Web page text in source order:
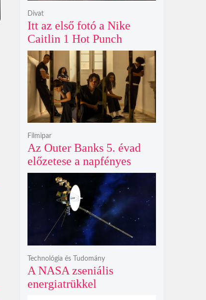
Itt az első fotó a Nike
Caitlin 1 Hot Punch
cipőjéről brutálisan ütős
színben
Divat
Az Outer Banks 5. évad
előzetese a napfényes
kalandok helyett
kíméletlen
bosszúhadjáratot ígér
Filmipar
A NASA zseniális
energiatrükkel
Technológia és Tudomány